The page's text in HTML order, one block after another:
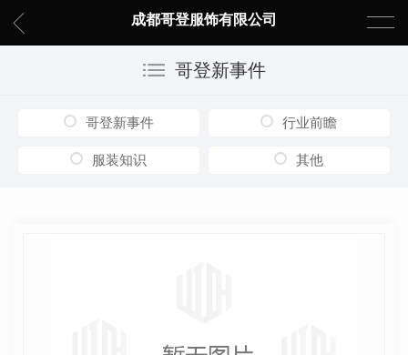
成都哥登服饰有限公司
哥登新事件
哥登新事件 行业前瞻
服装知识 其他